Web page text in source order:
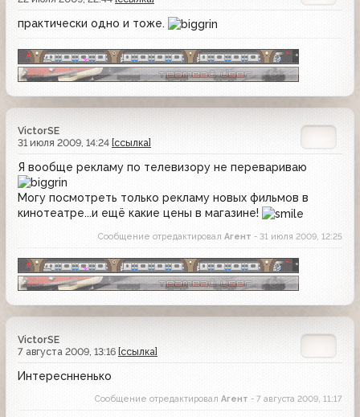
практически одно и тоже.
VictorSE
31 июля 2009, 14:24 [ссылка]
Я вообще рекламу по телевизору не перевариваю
Могу посмотреть только рекламу новых фильмов в
кинотеатре...и ещё какие цены в магазине!
Сообщение отредактировал Агент - 31 июля 2009, 12:25
VictorSE
7 августа 2009, 13:16 [ссылка]
Интереснненько
Сообщение отредактировал Агент - 7 августа 2009, 11:17